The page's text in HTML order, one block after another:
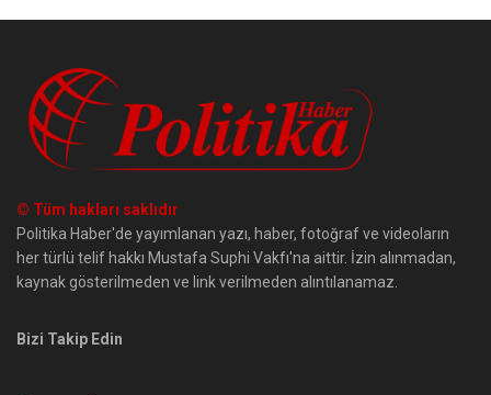
© Tüm hakları saklıdır
Politika Haber'de yayımlanan yazı, haber, fotoğraf ve videoların
her türlü telif hakkı Mustafa Suphi Vakfı'na aittir. İzin alınmadan,
kaynak gösterilmeden ve link verilmeden alıntılanamaz.
Bizi Takip Edin